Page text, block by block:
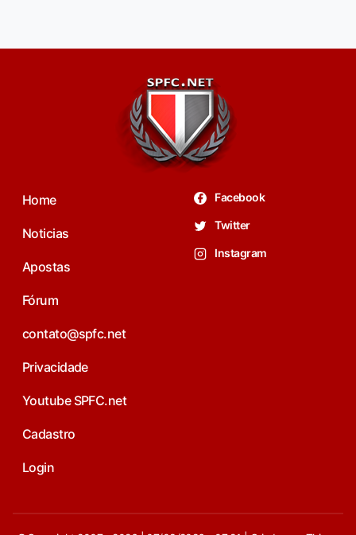
Home
Noticias
Apostas
Fórum
contato@spfc.net
Privacidade
Youtube SPFC.net
Cadastro
Login
Facebook
Twitter
Instagram